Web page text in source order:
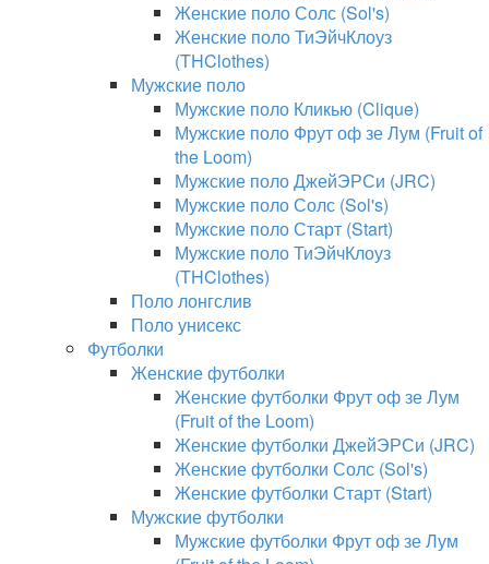
Женские поло Солс (Sol's)
Женские поло ТиЭйчКлоуз
(THClothes)
Мужские поло
Мужские поло Кликью (Clique)
Мужские поло Фрут оф зе Лум (Fruit of
the Loom)
Мужские поло ДжейЭРСи (JRC)
Мужские поло Солс (Sol's)
Мужские поло Старт (Start)
Мужские поло ТиЭйчКлоуз
(THClothes)
Поло лонгслив
Поло унисекс
Футболки
Женские футболки
Женские футболки Фрут оф зе Лум
(Fruit of the Loom)
Женские футболки ДжейЭРСи (JRC)
Женские футболки Солс (Sol's)
Женские футболки Старт (Start)
Мужские футболки
Мужские футболки Фрут оф зе Лум